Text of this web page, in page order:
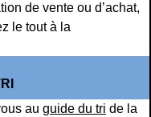
de vente ou d’achat,
le tout à la
au guide du tri de la